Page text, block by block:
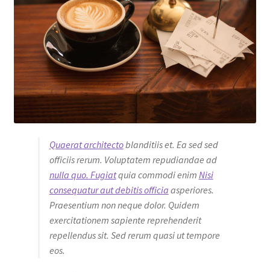
Quaerat architectoblanditiis et. Ea sed sed
officiis rerum. Voluptatem repudiandae ad
nulla quo. Fugiatquia commodi enim Nisi
consequatur aut debitis officia asperiores.
Praesentium non neque dolor. Quidem
exercitationem sapiente reprehenderit
repellendus sit. Sed rerum quasi ut tempore
eos.